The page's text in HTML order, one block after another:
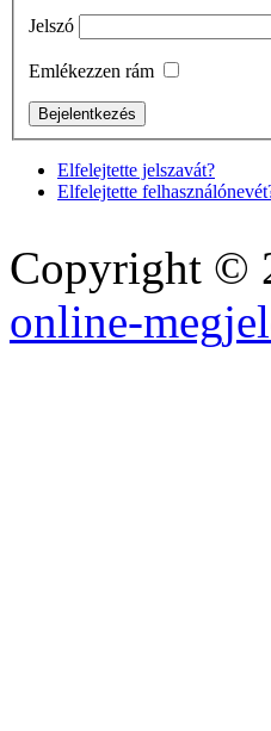
Jelszó
Emlékezzen rám
Elfelejtette jelszavát?
Elfelejtette
Copyright ©
online-